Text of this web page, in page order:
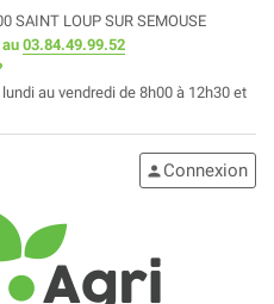
SAINT LOUP SUR SEMOUSE
au 03.84.49.99.52
au vendredi de 8h00 à 12h30 et
person Connexion